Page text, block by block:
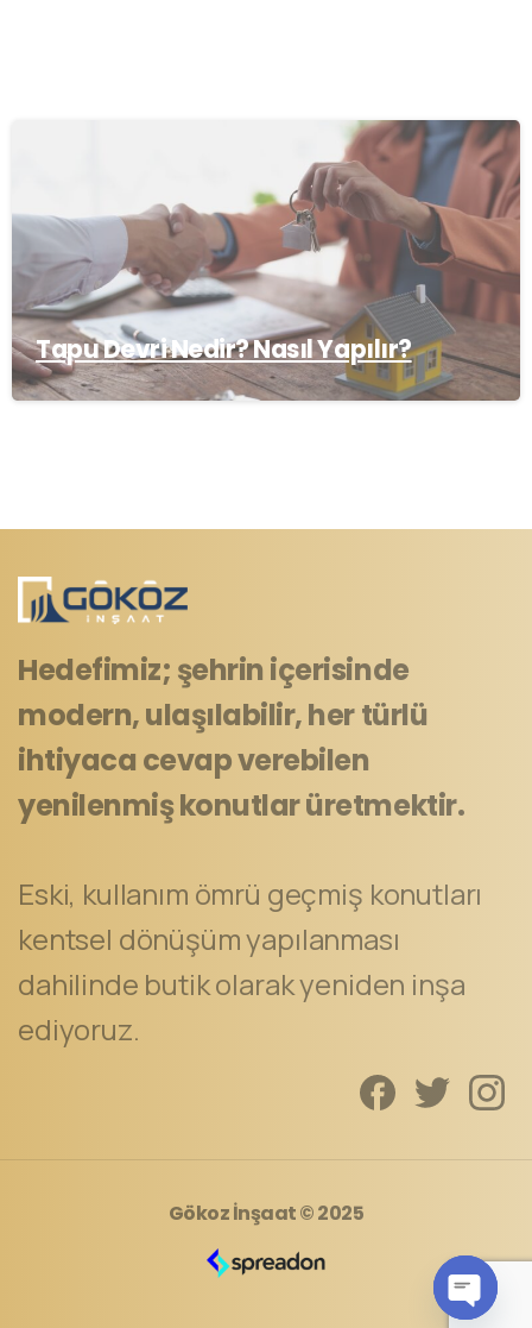
Tapu Devri Nedir? Nasıl Yapılır?
Hedefimiz; şehrin içerisinde
modern, ulaşılabilir, her türlü
ihtiyaca cevap verebilen
yenilenmiş konutlar üretmektir.
Eski, kullanım ömrü geçmiş konutları
kentsel dönüşüm yapılanması
dahilinde butik olarak yeniden inşa
ediyoruz.
Gökoz İnşaat© 2025